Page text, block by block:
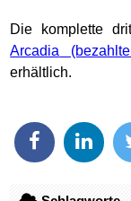
Die komplette
Arcadia
erhältlich.